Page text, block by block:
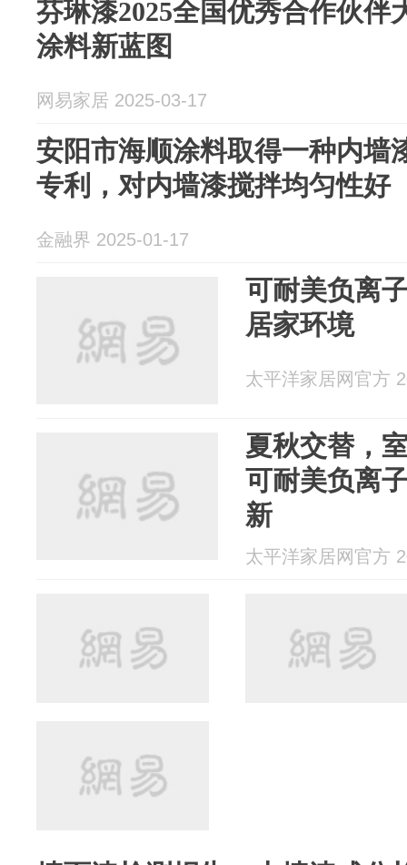
芬琳漆2025全国优秀合作伙伴
涂料新蓝图
网易家居 2025-03-17
安阳市海顺涂料取得一种内墙
专利，对内墙漆搅拌均匀性好
金融界 2025-01-17
可耐美负离
居家环境
太平洋家居网官方
夏秋交替，
可耐美负离
新
太平洋家居网官方